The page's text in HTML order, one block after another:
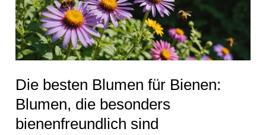
Die besten Blumen für Bienen:
Blumen, die besonders
bienenfreundlich sind
Bienen:
Blumen,
die
bienenfreundlich
sind